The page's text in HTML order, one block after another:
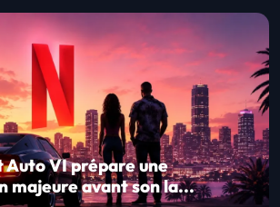
VI prépare une
majeure avant son la...